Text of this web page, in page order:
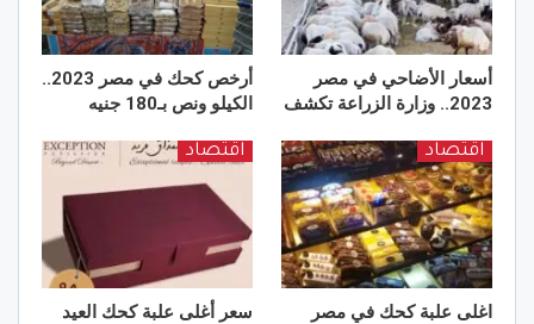
أسعار الأضاحي في مصر
2023.. وزارة الزراعة تكشف
أرخص كحك في مصر 2023..
الكيلو ونص بـ180 جنيه
اقتصاد
اغلى علبة كحك في مصر
اقتصاد
سعر أغلى علبة كحك العيد